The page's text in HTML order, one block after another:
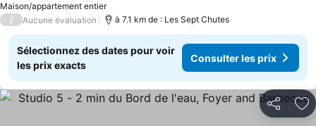
Maison/appartement entier
/
Aucune évaluation à 7.1 km de : Les Sept Chutes
Sélectionnez des dates pour voir
les prix exacts
Consulter les prix
Partager